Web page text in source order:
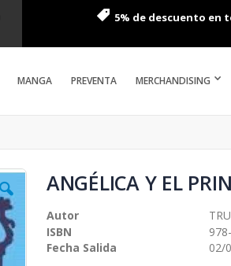
5% de descuento en
MANGA PREVENTA MERCHANDISING
ANGÉLICA Y EL
Autor
ISBN
Fecha Salida
02/